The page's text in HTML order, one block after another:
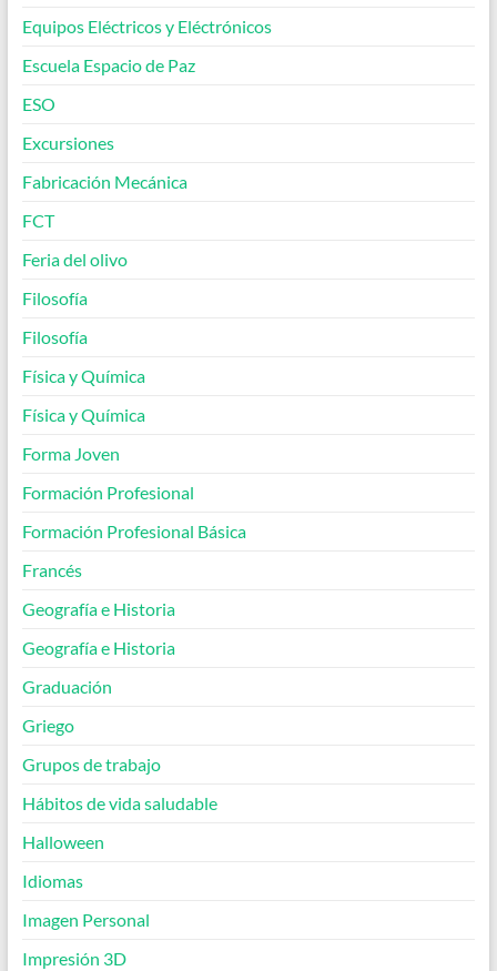
Equipos Eléctricos y Eléctrónicos
Escuela Espacio de Paz
ESO
Excursiones
Fabricación Mecánica
FCT
Feria del olivo
Filosofía
Filosofía
Física y Química
Física y Química
Forma Joven
Formación Profesional
Formación Profesional Básica
Francés
Geografía e Historia
Geografía e Historia
Graduación
Griego
Grupos de trabajo
Hábitos de vida saludable
Halloween
Idiomas
Imagen Personal
Impresión 3D